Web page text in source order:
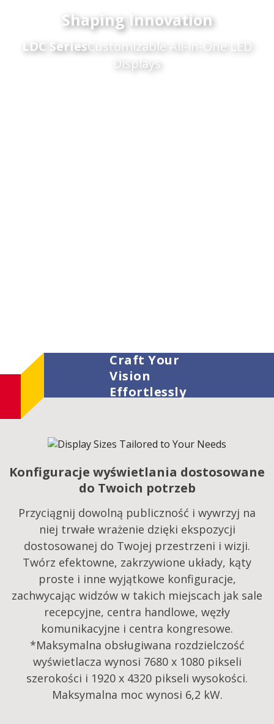
Shaping Innovation
LDC SeriesCustomizable All-in-One LED
Displays
Craft Your
Vision
Effortlessly
Konfiguracje wyświetlania dostosowane
do Twoich potrzeb
Przyciągnij dowolną publiczność i wywrzyj na
niej trwałe wrażenie dzięki ekspozycji
dostosowanej do Twojej przestrzeni i wizji.
Twórz efektowne, zakrzywione układy, kąty
proste i inne wyjątkowe konfiguracje,
zachwycając widzów w takich miejscach jak sale
recepcyjne, centra handlowe, węzły
komunikacyjne i centra kongresowe.​
*Maksymalna obsługiwana rozdzielczość
wyświetlacza wynosi 7680 x 1080 pikseli
szerokości i 1920 x 4320 pikseli wysokości.
Maksymalna moc wynosi 6,2 kW.